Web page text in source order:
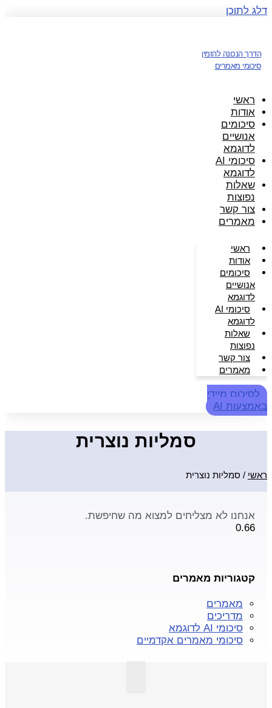
דלג לתוכן
הדרך הנכונה להזמין
סיכומי מאמרים
ראשי
אודות
סיכומים
אנושיים
לדוגמא
סיכומי AI
לדוגמא
שאלות
נפוצות
צור קשר
מאמרים
ראשי
אודות
סיכומים
אנושיים
לדוגמא
סיכומי AI
לדוגמא
שאלות
נפוצות
צור קשר
מאמרים
לסיכום מיידי
באמצעות AI
סמליות נוצרית
ראשי / סמליות נוצרית
אנחנו לא מצליחים למצוא מה שחיפשת.
קטגוריות מאמרים
מאמרים
מדריכים
סיכומי AI לדוגמא
סיכומי מאמרים אקדמיים